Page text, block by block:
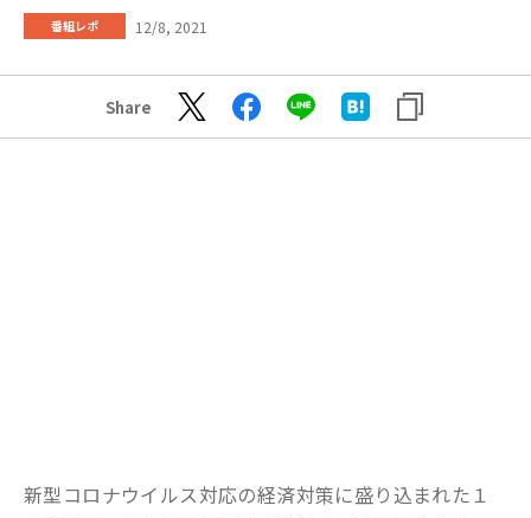
番組レポ 12/8, 2021
Share
新型コロナウイルス対応の経済対策に盛り込まれた１